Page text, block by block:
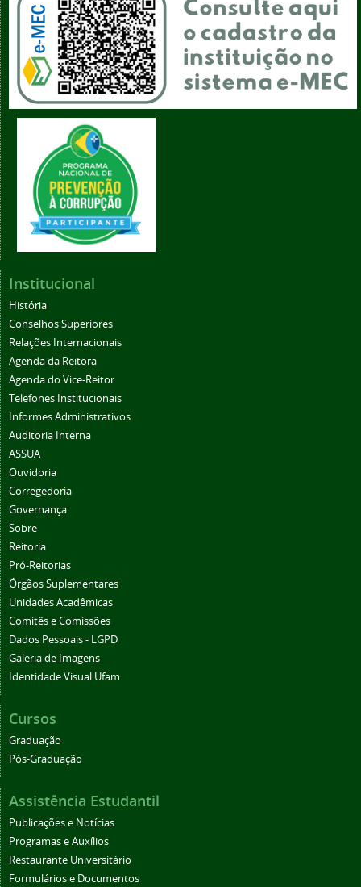
Institucional
História
Conselhos Superiores
Relações Internacionais
Agenda da Reitora
Agenda do Vice-Reitor
Telefones Institucionais
Informes Administrativos
Auditoria Interna
ASSUA
Ouvidoria
Corregedoria
Governança
Sobre
Reitoria
Pró-Reitorias
Órgãos Suplementares
Unidades Acadêmicas
Comitês e Comissões
Dados Pessoais - LGPD
Galeria de Imagens
Identidade Visual Ufam
Cursos
Graduação
Pós-Graduação
Assistência Estudantil
Publicações e Notícias
Programas e Auxílios
Restaurante Universitário
Formulários e Documentos